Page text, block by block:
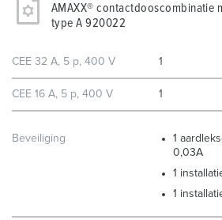
AMAXX® contactdooscombinatie
type A 920022
CEE 32 A, 5 p, 400 V 1
CEE 16 A, 5 p, 400 V 1
Beveiliging
1
0,03A
1
1